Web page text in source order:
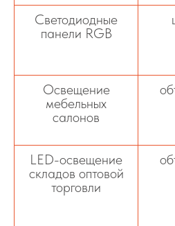
Светодиодные
панели RGB
Освещение
мебельных
салонов
LED-освещение
складов оптовой
торговли